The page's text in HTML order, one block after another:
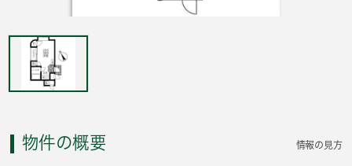
物件の概要 情報の見方